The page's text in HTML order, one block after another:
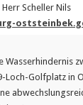
Scheller Nils
Wasserhindernis
Loch-Golfplatz in